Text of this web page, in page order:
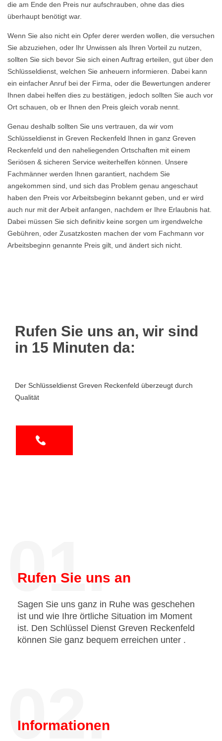
die am Ende den Preis nur aufschrauben, ohne das dies
überhaupt benötigt war.
Wenn Sie also nicht ein Opfer derer werden wollen, die versuchen
Sie abzuziehen, oder Ihr Unwissen als Ihren Vorteil zu nutzen,
sollten Sie sich bevor Sie sich einen Auftrag erteilen, gut über den
Schlüsseldienst, welchen Sie anheuern informieren. Dabei kann
ein einfacher Anruf bei der Firma, oder die Bewertungen anderer
Ihnen dabei helfen dies zu bestätigen, jedoch sollten Sie auch vor
Ort schauen, ob er Ihnen den Preis gleich vorab nennt.
Genau deshalb sollten Sie uns vertrauen, da wir vom
Schlüsseldienst in Greven Reckenfeld Ihnen in ganz Greven
Reckenfeld und den naheliegenden Ortschaften mit einem
Seriösen & sicheren Service weiterhelfen können. Unsere
Fachmänner werden Ihnen garantiert, nachdem Sie
angekommen sind, und sich das Problem genau angeschaut
haben den Preis vor Arbeitsbeginn bekannt geben, und er wird
auch nur mit der Arbeit anfangen, nachdem er Ihre Erlaubnis hat.
Dabei müssen Sie sich definitiv keine sorgen um irgendwelche
Gebühren, oder Zusatzkosten machen der vom Fachmann vor
Arbeitsbeginn genannte Preis gilt, und ändert sich nicht.
Rufen Sie uns an, wir sind
in 15 Minuten da:
Der Schlüsseldienst Greven Reckenfeld überzeugt durch
Qualität
01.
Rufen Sie uns an
Sagen Sie uns ganz in Ruhe was geschehen
ist und wie Ihre örtliche Situation im Moment
ist. Den Schlüssel Dienst Greven Reckenfeld
können Sie ganz bequem erreichen unter .
02.
Informationen